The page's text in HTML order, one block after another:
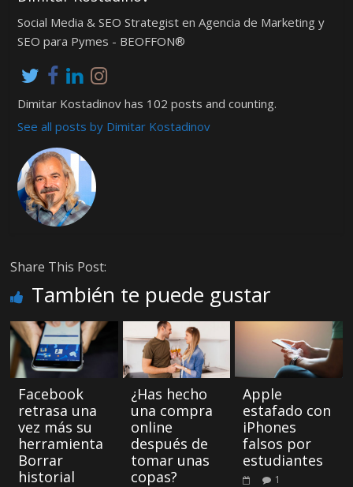
Social Media & SEO Strategist en Agencia de Marketing y
SEO para Pymes - BEOFFON®
Dimitar Kostadinov has 102 posts and counting.
See all posts by Dimitar Kostadinov
Share This Post:
También te puede gustar
Facebook
retrasa una
vez más su
herramienta
Borrar
historial
¿Has hecho
una compra
online
después de
tomar unas
copas?
Apple
estafado con
iPhones
falsos por
estudiantes
1